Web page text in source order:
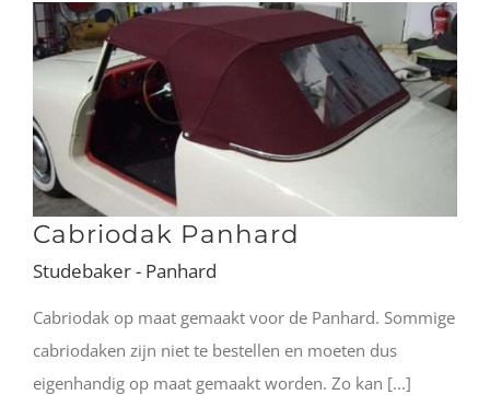
Cabriodak Panhard
Studebaker - Panhard
Cabriodak op maat gemaakt voor de Panhard. Sommige
cabriodaken zijn niet te bestellen en moeten dus
eigenhandig op maat gemaakt worden. Zo kan [...]